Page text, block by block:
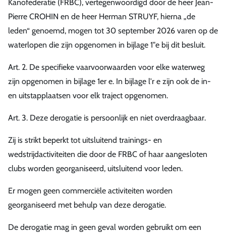
Kanofederatie (FRBC), vertegenwoordigd door de heer Jean-
Pierre CROHIN en de heer Herman STRUYF, hierna „de
leden“ genoemd, mogen tot 30 september 2026 varen op de
waterlopen die zijn opgenomen in bijlage 1"e bij dit besluit.
Art. 2. De specifieke vaarvoorwaarden voor elke waterweg
zijn opgenomen in bijlage 1er e. In bijlage l'r e zijn ook de in-
en uitstapplaatsen voor elk traject opgenomen.
Art. 3. Deze derogatie is persoonlijk en niet overdraagbaar.
Zij is strikt beperkt tot uitsluitend trainings- en
wedstrijdactiviteiten die door de FRBC of haar aangesloten
clubs worden georganiseerd, uitsluitend voor leden.
Er mogen geen commerciële activiteiten worden
georganiseerd met behulp van deze derogatie.
De derogatie mag in geen geval worden gebruikt om een